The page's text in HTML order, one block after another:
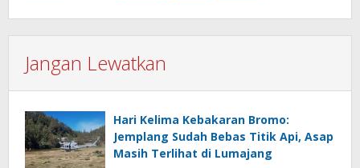
Jangan Lewatkan
Hari Kelima Kebakaran Bromo:
Jemplang Sudah Bebas Titik Api, Asap
Masih Terlihat di Lumajang